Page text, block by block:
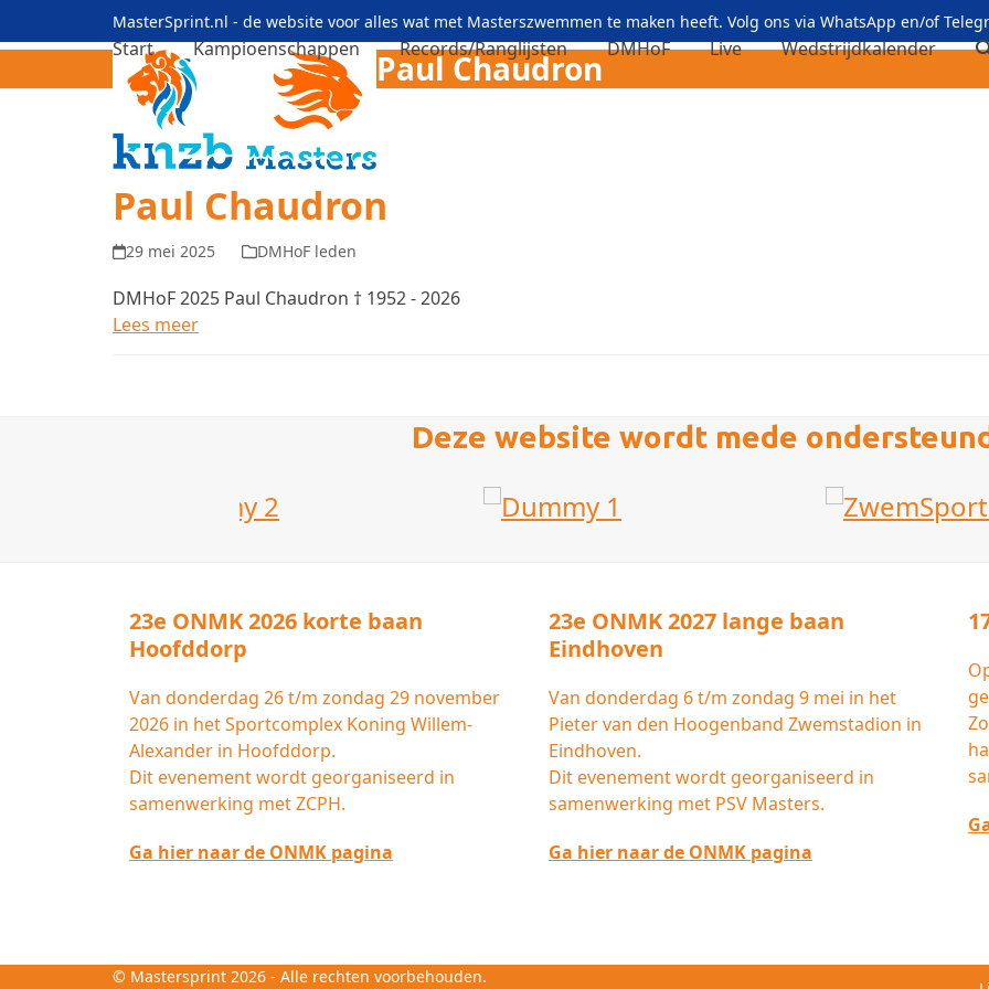
to
MasterSprint.nl - de website voor alles wat met Masterszwemmen te maken heeft. Volg ons via WhatsApp en/of
Start Kampioenschappen Records/Ranglijsten DMHoF Live Wedstrijdkalender
Paul Chaudron
Paul Chaudron
29 mei 2025 DMHoF leden
DMHoF 2025 Paul Chaudron † 1952 - 2026
Lees meer
Deze website wordt mede
23e ONMK 2026 korte baan
Hoofddorp
Van donderdag 26 t/m zondag 29 november
2026 in het Sportcomplex Koning Willem-
Alexander in Hoofddorp.
Dit evenement wordt georganiseerd in
samenwerking met ZCPH.
Ga hier naar de ONMK pagina
23e ONMK 2027 lange baan
Eindhoven
Van donderdag 6 t/m zondag 9 mei in het
Pieter van den Hoogenband Zwemstadion in
Eindhoven.
Dit evenement wordt georganiseerd in
samenwerking met PSV Masters.
Ga hier naar de ONMK pagina
© Mastersprint 2026 - Alle rechten voorbehouden.